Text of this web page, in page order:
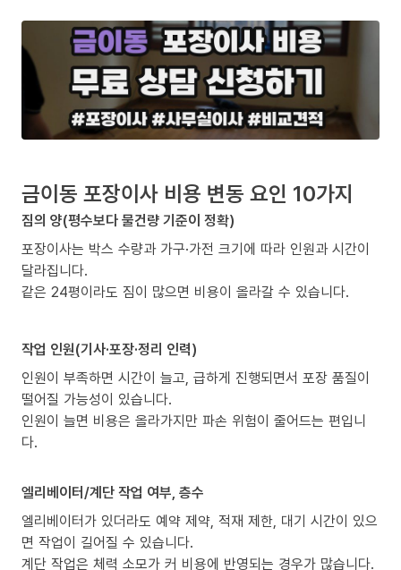
금이동 포장이사 비용 변동 요인 10가지
짐의 양(평수보다 물건량 기준이 정확)
포장이사는 박스 수량과 가구·가전 크기에 따라 인원과 시간이
달라집니다.
같은 24평이라도 짐이 많으면 비용이 올라갈 수 있습니다.
작업 인원(기사·포장·정리 인력)
인원이 부족하면 시간이 늘고, 급하게 진행되면서 포장 품질이
떨어질 가능성이 있습니다.
인원이 늘면 비용은 올라가지만 파손 위험이 줄어드는 편입니
다.
엘리베이터/계단 작업 여부, 층수
엘리베이터가 있더라도 예약 제약, 적재 제한, 대기 시간이 있으
면 작업이 길어질 수 있습니다.
계단 작업은 체력 소모가 커 비용에 반영되는 경우가 많습니다.